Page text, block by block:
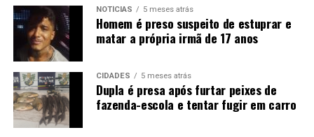
NOTÍCIAS 5 meses atrás
Homem é preso suspeito de estuprar e
matar a própria irmã de 17 anos
CIDADES 5 meses atrás
Dupla é presa após furtar peixes de
fazenda-escola e tentar fugir em carro